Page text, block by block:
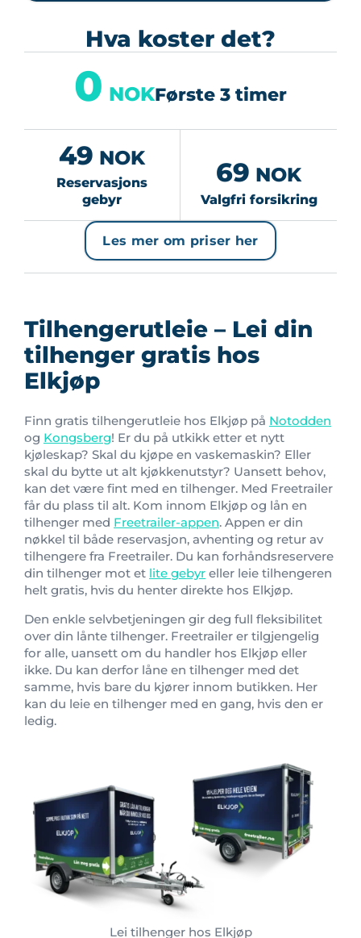
Hva koster det?
49 NOK
Reservasjons
gebyr
0 NOKFørste 3 timer
69 NOK
Valgfri forsikring
Les mer om priser her
Tilhengerutleie – Lei din
tilhenger gratis hos
Elkjøp
Finn gratis tilhengerutleie hos Elkjøp på Notodden
og Kongsberg! Er du på utkikk etter et nytt
kjøleskap? Skal du kjøpe en vaskemaskin? Eller
skal du bytte ut alt kjøkkenutstyr? Uansett behov,
kan det være fint med en tilhenger. Med Freetrailer
får du plass til alt. Kom innom Elkjøp og lån en
tilhenger med Freetrailer-appen. Appen er din
nøkkel til både reservasjon, avhenting og retur av
tilhengere fra Freetrailer. Du kan forhåndsreservere
din tilhenger mot et lite gebyr eller leie tilhengeren
helt gratis, hvis du henter direkte hos Elkjøp.
Den enkle selvbetjeningen gir deg full fleksibilitet
over din lånte tilhenger. Freetrailer er tilgjengelig
for alle, uansett om du handler hos Elkjøp eller
ikke. Du kan derfor låne en tilhenger med det
samme, hvis bare du kjører innom butikken. Her
kan du leie en tilhenger med en gang, hvis den er
ledig.
Lei tilhenger hos Elkjøp